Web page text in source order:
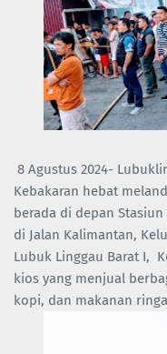
8 Agustus 2024-
Kebakaran hebat
berada di depan
di Jalan Kalimantan,
Lubuk Linggau Barat I,
kios yang menjual
kopi, dan makanan